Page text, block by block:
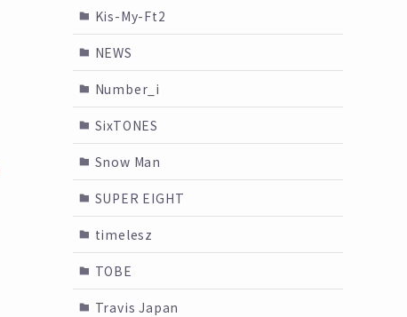
Kis-My-Ft2
NEWS
Number_i
SixTONES
Snow Man
SUPER EIGHT
timelesz
TOBE
Travis Japan